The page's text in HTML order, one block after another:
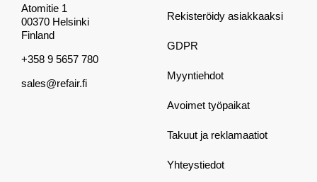
Atomitie 1
00370 Helsinki
Finland
+358 9 5657 780
sales@refair.fi
Rekisteröidy asiakkaaksi
GDPR
Myyntiehdot
Avoimet työpaikat
Takuut ja reklamaatiot
Yhteystiedot